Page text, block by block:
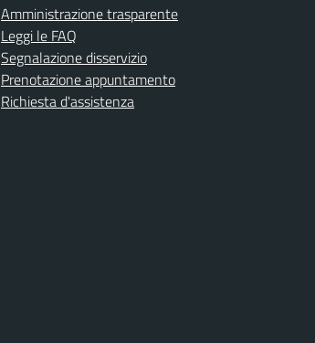
Amministrazione trasparente
Leggi le FAQ
Segnalazione disservizio
Prenotazione appuntamento
Richiesta d'assistenza